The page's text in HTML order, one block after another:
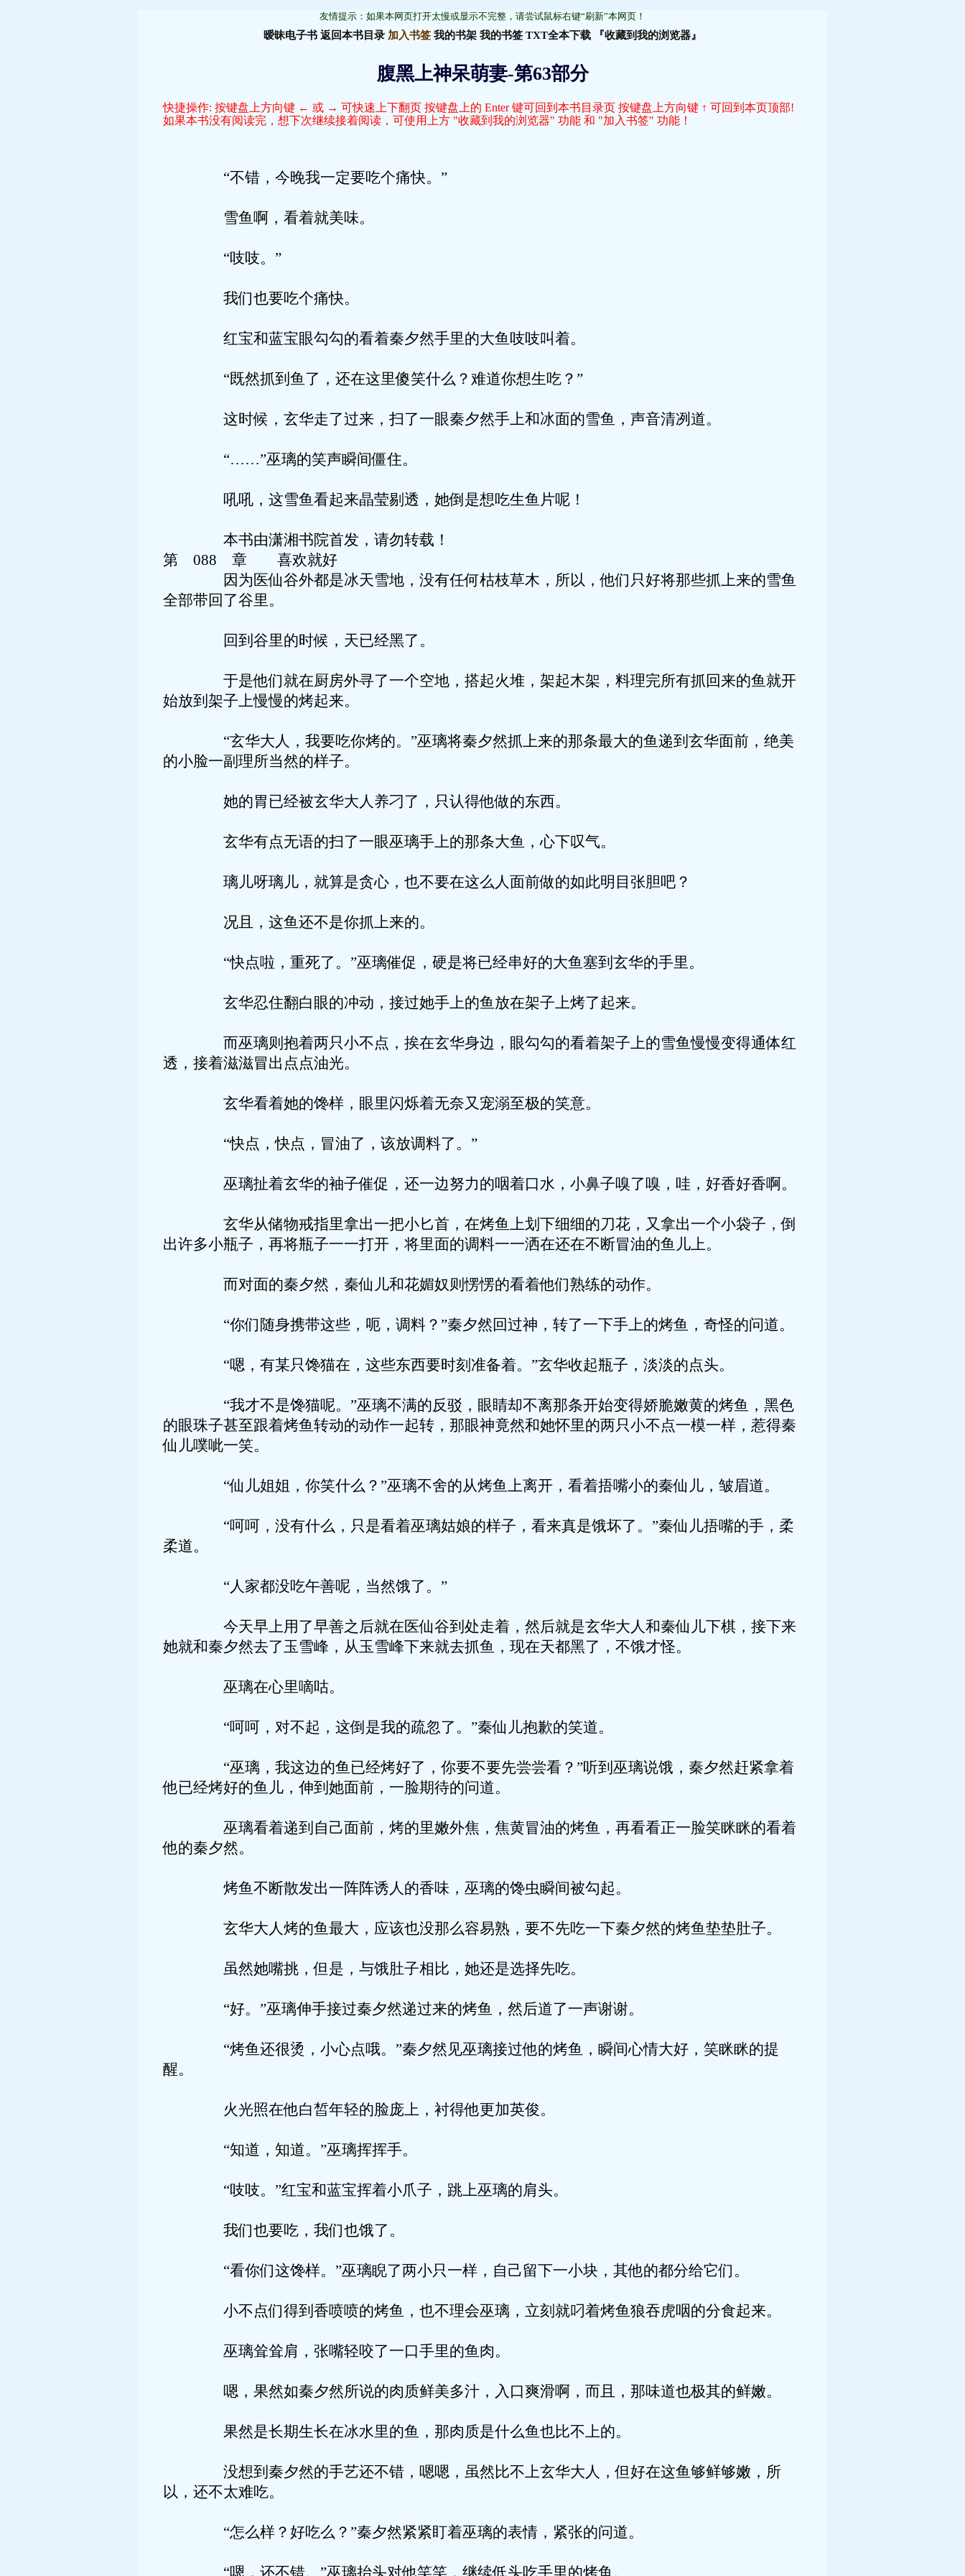
友情提示：如果本网页打开太慢或显示不完整，请尝试鼠标右键“刷新”本网页！
暧昧电子书 返回本书目录 加入书签 我的书架 我的书签 TXT全本下载 『收藏到我的浏览器』
腹黑上神呆萌妻-第63部分
快捷操作: 按键盘上方向键 ← 或 → 可快速上下翻页 按键盘上的 Enter 键可回到本书目录页 按键盘上方向键 ↑ 可回到本页顶部!
如果本书没有阅读完，想下次继续接着阅读，可使用上方 "收藏到我的浏览器" 功能 和 "加入书签" 功能！
“不错，今晚我一定要吃个痛快。”
雪鱼啊，看着就美味。
“吱吱。”
我们也要吃个痛快。
红宝和蓝宝眼勾勾的看着秦夕然手里的大鱼吱吱叫着。
“既然抓到鱼了，还在这里傻笑什么？难道你想生吃？”
这时候，玄华走了过来，扫了一眼秦夕然手上和冰面的雪鱼，声音清冽道。
“……”巫璃的笑声瞬间僵住。
吼吼，这雪鱼看起来晶莹剔透，她倒是想吃生鱼片呢！
本书由潇湘书院首发，请勿转载！
第 088 章 喜欢就好
因为医仙谷外都是冰天雪地，没有任何枯枝草木，所以，他们只好将那些抓上来的雪鱼
全部带回了谷里。
回到谷里的时候，天已经黑了。
于是他们就在厨房外寻了一个空地，搭起火堆，架起木架，料理完所有抓回来的鱼就开
始放到架子上慢慢的烤起来。
“玄华大人，我要吃你烤的。”巫璃将秦夕然抓上来的那条最大的鱼递到玄华面前，绝美
的小脸一副理所当然的样子。
她的胃已经被玄华大人养刁了，只认得他做的东西。
玄华有点无语的扫了一眼巫璃手上的那条大鱼，心下叹气。
璃儿呀璃儿，就算是贪心，也不要在这么人面前做的如此明目张胆吧？
况且，这鱼还不是你抓上来的。
“快点啦，重死了。”巫璃催促，硬是将已经串好的大鱼塞到玄华的手里。
玄华忍住翻白眼的冲动，接过她手上的鱼放在架子上烤了起来。
而巫璃则抱着两只小不点，挨在玄华身边，眼勾勾的看着架子上的雪鱼慢慢变得通体红
透，接着滋滋冒出点点油光。
玄华看着她的馋样，眼里闪烁着无奈又宠溺至极的笑意。
“快点，快点，冒油了，该放调料了。”
巫璃扯着玄华的袖子催促，还一边努力的咽着口水，小鼻子嗅了嗅，哇，好香好香啊。
玄华从储物戒指里拿出一把小匕首，在烤鱼上划下细细的刀花，又拿出一个小袋子，倒
出许多小瓶子，再将瓶子一一打开，将里面的调料一一洒在还在不断冒油的鱼儿上。
而对面的秦夕然，秦仙儿和花媚奴则愣愣的看着他们熟练的动作。
“你们随身携带这些，呃，调料？”秦夕然回过神，转了一下手上的烤鱼，奇怪的问道。
“嗯，有某只馋猫在，这些东西要时刻准备着。”玄华收起瓶子，淡淡的点头。
“我才不是馋猫呢。”巫璃不满的反驳，眼睛却不离那条开始变得娇脆嫩黄的烤鱼，黑色
的眼珠子甚至跟着烤鱼转动的动作一起转，那眼神竟然和她怀里的两只小不点一模一样，惹得秦
仙儿噗呲一笑。
“仙儿姐姐，你笑什么？”巫璃不舍的从烤鱼上离开，看着捂嘴小的秦仙儿，皱眉道。
“呵呵，没有什么，只是看着巫璃姑娘的样子，看来真是饿坏了。”秦仙儿捂嘴的手，柔
柔道。
“人家都没吃午善呢，当然饿了。”
今天早上用了早善之后就在医仙谷到处走着，然后就是玄华大人和秦仙儿下棋，接下来
她就和秦夕然去了玉雪峰，从玉雪峰下来就去抓鱼，现在天都黑了，不饿才怪。
巫璃在心里嘀咕。
“呵呵，对不起，这倒是我的疏忽了。”秦仙儿抱歉的笑道。
“巫璃，我这边的鱼已经烤好了，你要不要先尝尝看？”听到巫璃说饿，秦夕然赶紧拿着
他已经烤好的鱼儿，伸到她面前，一脸期待的问道。
巫璃看着递到自己面前，烤的里嫩外焦，焦黄冒油的烤鱼，再看看正一脸笑眯眯的看着
他的秦夕然。
烤鱼不断散发出一阵阵诱人的香味，巫璃的馋虫瞬间被勾起。
玄华大人烤的鱼最大，应该也没那么容易熟，要不先吃一下秦夕然的烤鱼垫垫肚子。
虽然她嘴挑，但是，与饿肚子相比，她还是选择先吃。
“好。”巫璃伸手接过秦夕然递过来的烤鱼，然后道了一声谢谢。
“烤鱼还很烫，小心点哦。”秦夕然见巫璃接过他的烤鱼，瞬间心情大好，笑眯眯的提
醒。
火光照在他白皙年轻的脸庞上，衬得他更加英俊。
“知道，知道。”巫璃挥挥手。
“吱吱。”红宝和蓝宝挥着小爪子，跳上巫璃的肩头。
我们也要吃，我们也饿了。
“看你们这馋样。”巫璃睨了两小只一样，自己留下一小块，其他的都分给它们。
小不点们得到香喷喷的烤鱼，也不理会巫璃，立刻就叼着烤鱼狼吞虎咽的分食起来。
巫璃耸耸肩，张嘴轻咬了一口手里的鱼肉。
嗯，果然如秦夕然所说的肉质鲜美多汁，入口爽滑啊，而且，那味道也极其的鲜嫩。
果然是长期生长在冰水里的鱼，那肉质是什么鱼也比不上的。
没想到秦夕然的手艺还不错，嗯嗯，虽然比不上玄华大人，但好在这鱼够鲜够嫩，所
以，还不太难吃。
“怎么样？好吃么？”秦夕然紧紧盯着巫璃的表情，紧张的问道。
“嗯，还不错。”巫璃抬头对他笑笑，继续低头吃手里的烤鱼。